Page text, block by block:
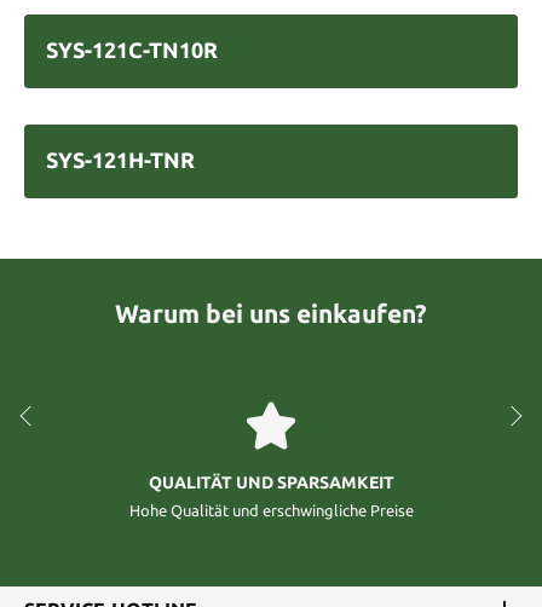
SYS-121C-TN10R
SYS-121H-TNR
Warum bei uns einkaufen?
QUALITÄT UND SPARSAMKEIT
Hohe Qualität und erschwingliche Preise